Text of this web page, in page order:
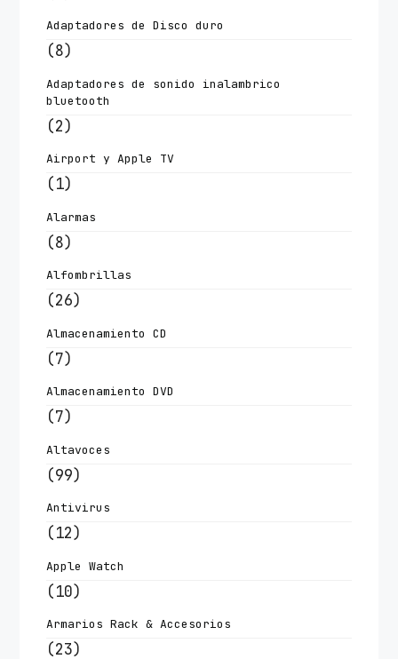
Adaptadores de Disco duro
(8)
Adaptadores de sonido inalambrico
bluetooth
(2)
Airport y Apple TV
(1)
Alarmas
(8)
Alfombrillas
(26)
Almacenamiento CD
(7)
Almacenamiento DVD
(7)
Altavoces
(99)
Antivirus
(12)
Apple Watch
(10)
Armarios Rack & Accesorios
(23)